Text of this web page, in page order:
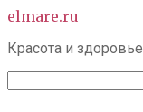
Перейти
контенту
elmare.ru
Красота и здоровье